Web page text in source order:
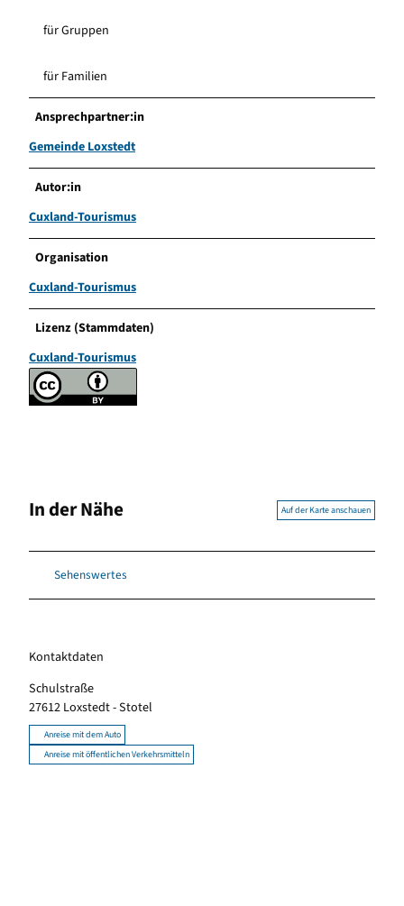
für Gruppen
für Familien
Ansprechpartner:in
Gemeinde Loxstedt
Autor:in
Cuxland-Tourismus
Organisation
Cuxland-Tourismus
Lizenz (Stammdaten)
Cuxland-Tourismus
In der Nähe Auf der Karte anschauen
Sehenswertes
Kontaktdaten
Schulstraße
27612 Loxstedt- Stotel
Anreise mit dem Auto
Anreise mit öffentlichen Verkehrsmitteln